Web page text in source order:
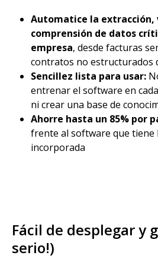
Automatice la extracción,
comprensión de datos
empresa, desde facturas
contratos no estructurados
Sencillez lista para usar:
entrenar el software en
ni crear una base de
Ahorre hasta un 85% por
frente al software que tiene
incorporada
Fácil de desplegar y
serio!)